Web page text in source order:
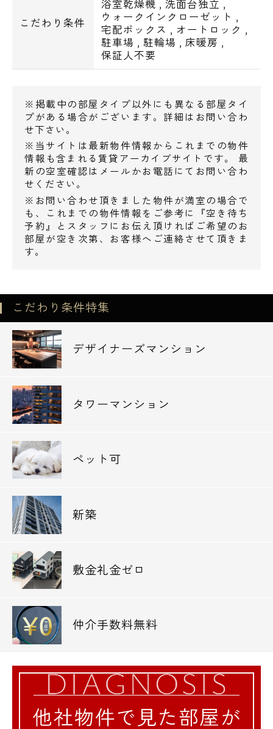
●ドラッグストア
ファミリーマート＋薬ヒグチ四谷駅前店・・
ココカラファイン四谷店・・751m
●飲食店
プロント信濃町店・・458m
中華食堂日高屋信濃町駅前店・・532m
スターバックスコーヒー慶應義塾大学病院
店・・663m
●病院
慶應義塾大学病院・・676m
●郵便局
赤坂郵便局・・709m
ホテルニューオータニ内郵便局・・782m
●図書館
大東文化大学大学院法務研究科法科大学院図
上智大学中央図書館・・779m
慶應義塾大学信濃町メディアセンター北里記
念医学図書館・・788m
●銀行
ゆうちょ銀行本店慶応義塾大学病院内出張
所・・668m
ゆうちょ銀行赤坂店・・709m
三菱東京UFJ銀行青山通支店・・748m
●警察署・交番
赤坂警察署・・787m
●公園
高橋是清翁記念公園・・715m
【交通】
JR中央線・東京メトロ丸ノ内線 四ツ谷駅/徒
こだわり条件
浴室乾燥機 ,洗面台独立 ,
ウォークインクローゼット ,
宅配ボックス , オートロック ,
駐車場 , 駐輪場 , 床暖房 ,
保証人不要
※掲載中の部屋タイプ以外にも異なる部屋タイ
プがある場合がございます。詳細はお問い合わ
せ下さい。
※当サイトは最新物件情報からこれまでの物件
情報も含まれる賃貸アーカイブサイトです。 最
新の空室確認はメールかお電話にてお問い合わ
せください。
※お問い合わせ頂きました物件が満室の場合で
も、これまでの物件情報をご参考に『空き待ち
予約』とスタッフにお伝え頂ければご希望のお
部屋が空き次第、お客様へご連絡させて頂きま
す。
こだわり条件特集
デザイナーズマンション
タワーマンション
ペット可
新築
敷金礼金ゼロ
仲介手数料無料
メールでお問い合わせ
お問い合わせ